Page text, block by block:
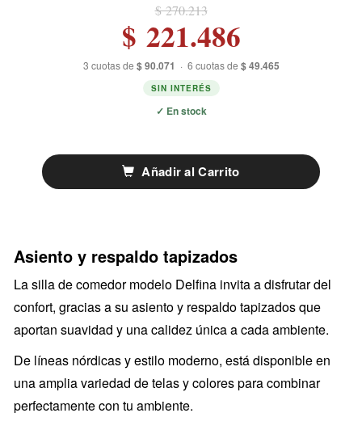
$ 270.213
$ 221.486
3 cuotas de $ 90.071 · 6 cuotas de $ 49.465
SIN INTERÉS
✓ En stock
Añadir al Carrito
Asiento y respaldo tapizados
La silla de comedor modelo Delfina invita a disfrutar del
confort, gracias a su asiento y respaldo tapizados que
aportan suavidad y una calidez única a cada ambiente.
De líneas nórdicas y estilo moderno, está disponible en
una amplia variedad de telas y colores para combinar
perfectamente con tu ambiente.